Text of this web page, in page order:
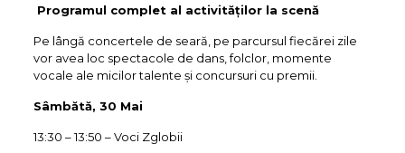
Programul complet al activităților la scenă
Pe lângă concertele de seară, pe parcursul fiecărei zile
vor avea loc spectacole de dans, folclor, momente
vocale ale micilor talente și concursuri cu premii.
Sâmbătă, 30 Mai
13:30 – 13:50 – Voci Zglobii